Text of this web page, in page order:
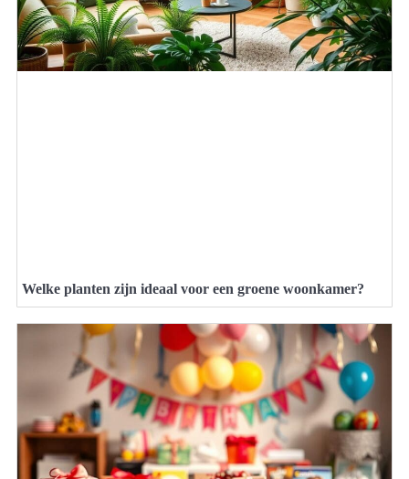
Welke planten zijn ideaal voor een groene woonkamer?